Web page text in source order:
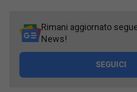
Rimani aggiornato
News!
SEGUICI